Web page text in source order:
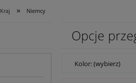
Kraj » Niemcy
Opcje
Kolor: (wybierz)